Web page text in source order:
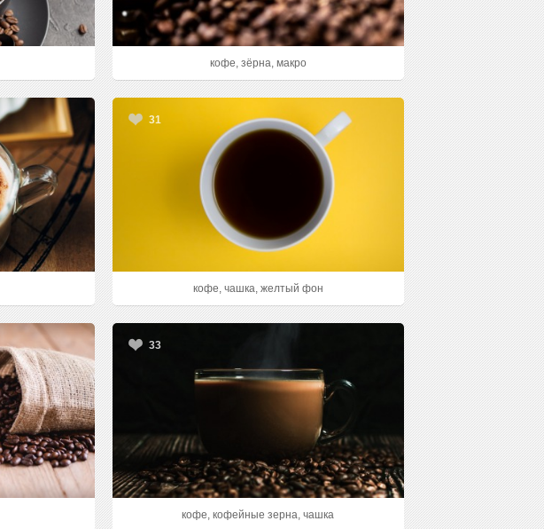
кофе, зёрна, макро
31
кофе, чашка, желтый фон
33
кофе, кофейные зерна, чашка